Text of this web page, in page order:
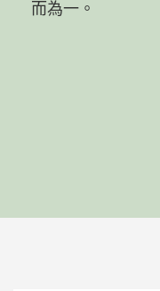
而為一。